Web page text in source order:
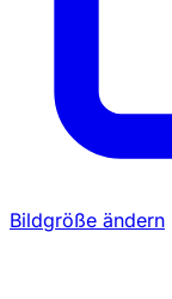
Bildgröße ändern